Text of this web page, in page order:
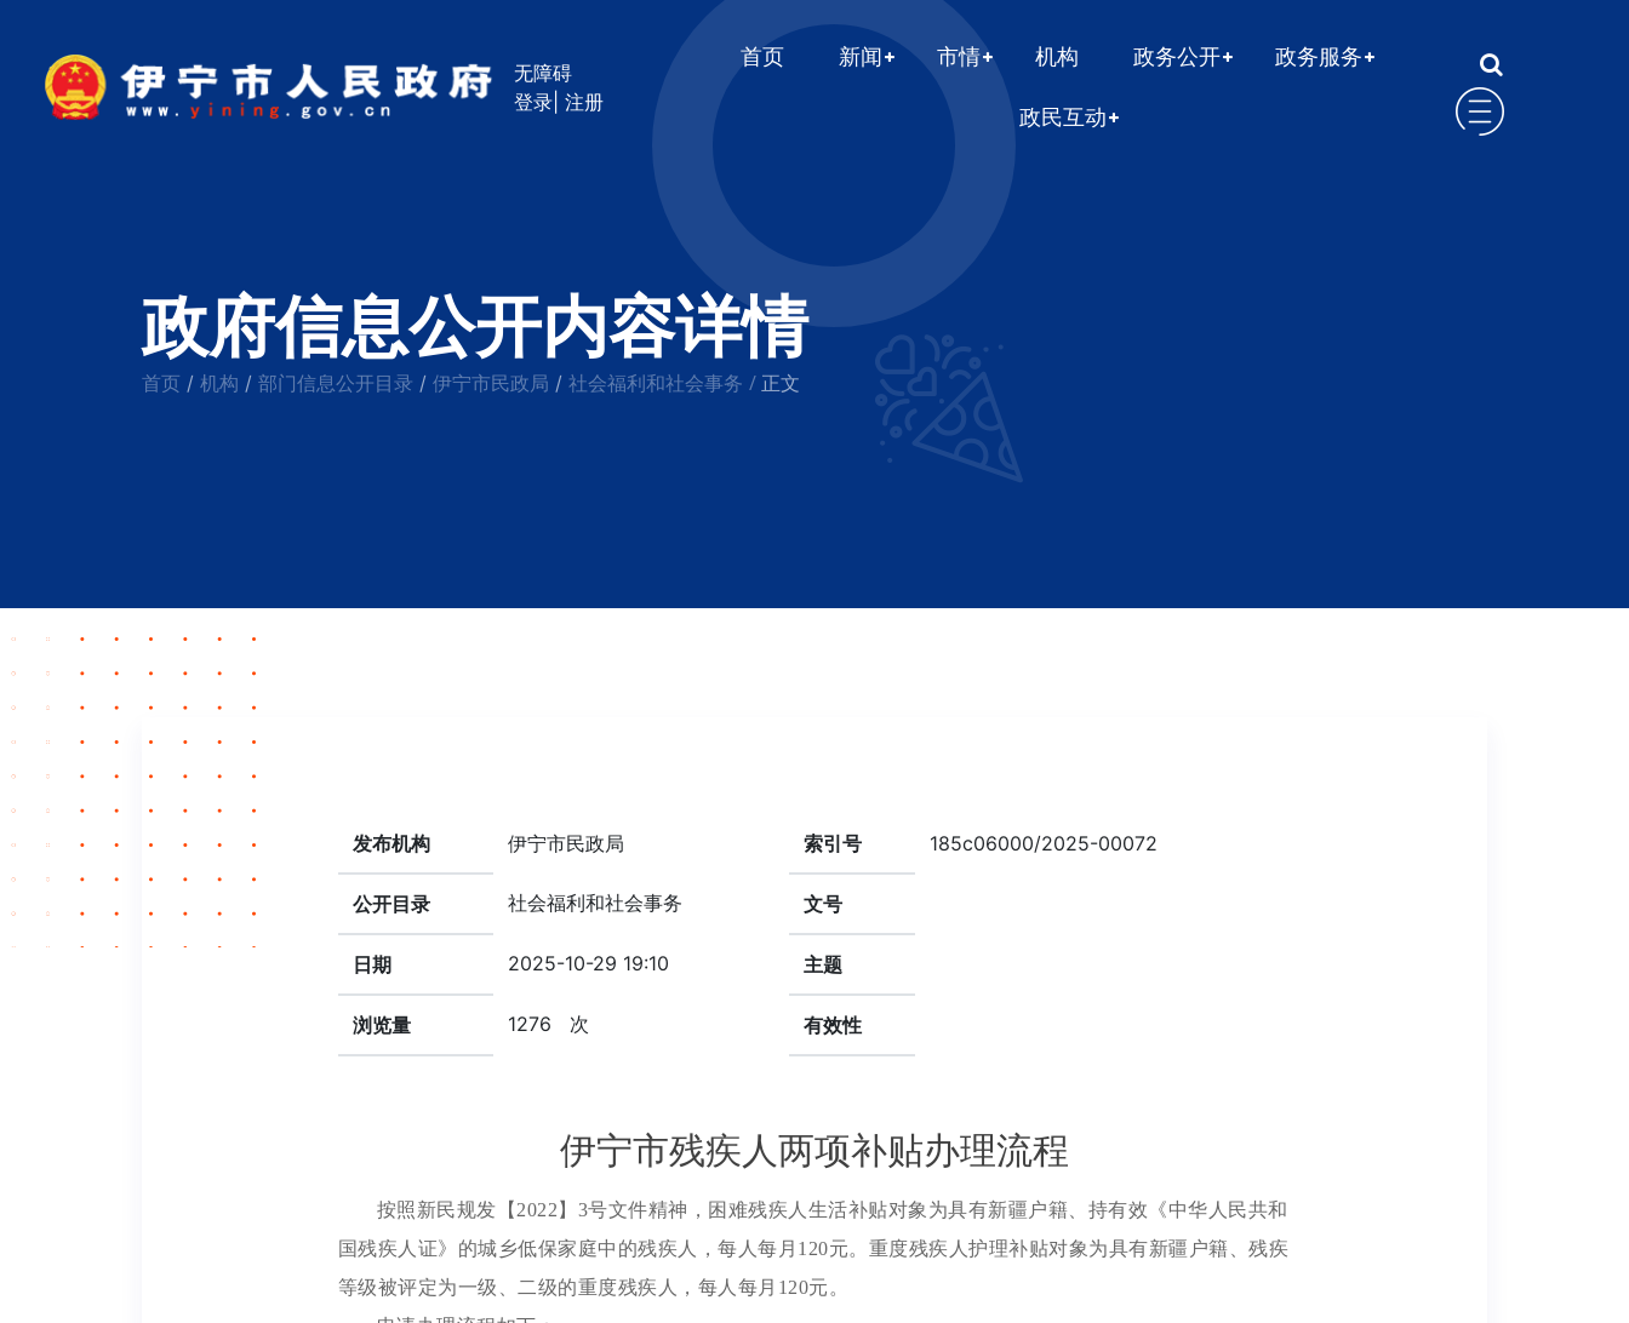
无障碍
登录 |注册
首页 新闻 市情 机构 政务公开 政务服务
政民互动
政府信息公开内容详情
首页 / 机构 / 部门信息公开目录 / 伊宁市民政局 / 社会福利和社会事务 / 正文
发布机构 伊宁市民政局 索引号 185c06000/2025-00072
公开目录 社会福利和社会事务 文号
日期 2025-10-29 19:10 主题
浏览量 1276 次 有效性
伊宁市残疾人两项补贴办理流程
按照新民规发【2022】3号文件精神，困难残疾人生活补贴对象为具有新疆户籍、持有效《中华人民共和
国残疾人证》的城乡低保家庭中的残疾人，每人每月120元。重度残疾人护理补贴对象为具有新疆户籍、残疾
等级被评定为一级、二级的重度残疾人，每人每月120元。